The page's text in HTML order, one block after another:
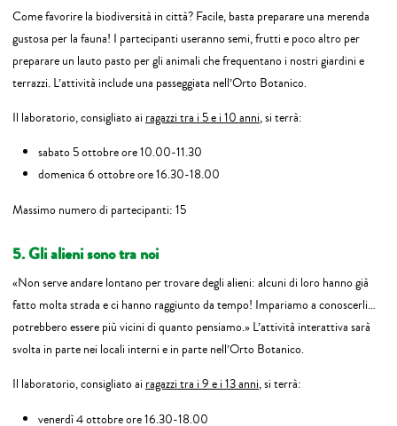
Come favorire la biodiversità in città? Facile, basta preparare una merenda
gustosa per la fauna! I partecipanti useranno semi, frutti e poco altro per
preparare un lauto pasto per gli animali che frequentano i nostri giardini e
terrazzi. L’attività include una passeggiata nell’Orto Botanico.
Il laboratorio, consigliato ai ragazzi tra i 5 e i 10 anni, si terrà:
sabato 5 ottobre ore 10.00-11.30
domenica 6 ottobre ore 16.30-18.00
Massimo numero di partecipanti: 15
5. Gli alieni sono tra noi
«Non serve andare lontano per trovare degli alieni: alcuni di loro hanno già
fatto molta strada e ci hanno raggiunto da tempo! Impariamo a conoscerli…
potrebbero essere più vicini di quanto pensiamo.» L’attività interattiva sarà
svolta in parte nei locali interni e in parte nell’Orto Botanico.
Il laboratorio, consigliato ai ragazzi tra i 9 e i 13 anni, si terrà:
venerdì 4 ottobre ore 16.30-18.00